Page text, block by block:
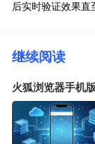
后实时验证效果直
继续阅读
火狐浏览器手机